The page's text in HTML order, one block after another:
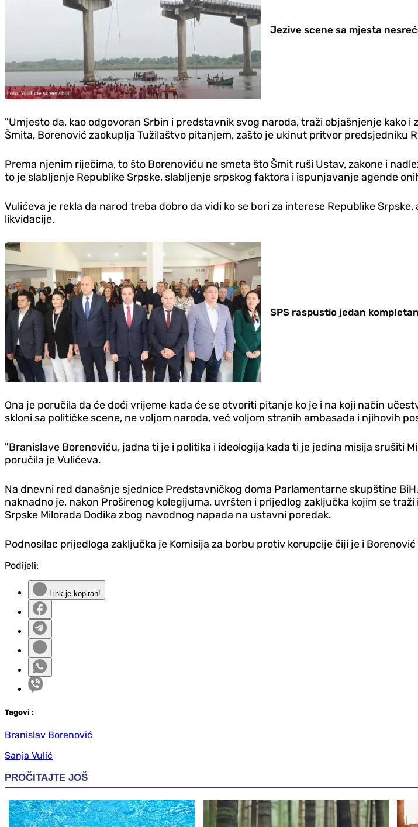
Jezive scene sa mjesta
"Umjesto da, kao odgovoran Srbin i predstavnik svog naroda, traži objašnjenje
Šmita, Borenović zaokuplja Tužilaštvo pitanjem, zašto je ukinut pritvor predsjedniku
Prema njenim riječima, to što Borenoviću ne smeta što Šmit ruši Ustav, zakone i
to je slabljenje Republike Srpske, slabljenje srpskog faktora i ispunjavanje agende
Vulićeva je rekla da narod treba dobro da vidi ko se bori za interese Republike
likvidacije.
SPS raspustio jedan
Ona je poručila da će doći vrijeme kada će se otvoriti pitanje ko je i na koji način
skloni sa političke scene, ne voljom naroda, već voljom stranih ambasada i njihovih
"Branislave Borenoviću, jadna ti je i politika i ideologija kada ti je jedina misija srušiti
poručila je Vulićeva.
Na dnevni red današnje sjednice Predstavničkog doma Parlamentarne skupštine
naknadno je, nakon Proširenog kolegijuma, uvršten i prijedlog zaključka kojim se
Srpske Milorada Dodika zbog navodnog napada na ustavni poredak.
Podnosilac prijedloga zaključka je Komisija za borbu protiv korupcije čiji je i Borenović
Podijeli:
Link je kopiran!
Tagovi :
Branislav Borenović
Sanja Vulić